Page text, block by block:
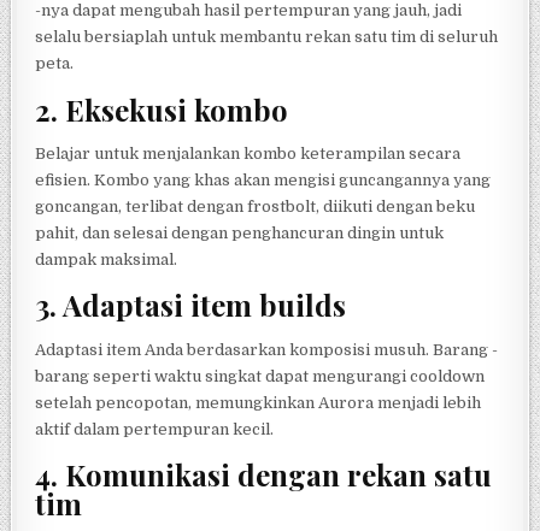
-nya dapat mengubah hasil pertempuran yang jauh, jadi
selalu bersiaplah untuk membantu rekan satu tim di seluruh
peta.
2. Eksekusi kombo
Belajar untuk menjalankan kombo keterampilan secara
efisien. Kombo yang khas akan mengisi guncangannya yang
goncangan, terlibat dengan frostbolt, diikuti dengan beku
pahit, dan selesai dengan penghancuran dingin untuk
dampak maksimal.
3.Adaptasi item builds
Adaptasi item Anda berdasarkan komposisi musuh. Barang -
barang seperti waktu singkat dapat mengurangi cooldown
setelah pencopotan, memungkinkan Aurora menjadi lebih
aktif dalam pertempuran kecil.
4. Komunikasi dengan rekan satu
tim